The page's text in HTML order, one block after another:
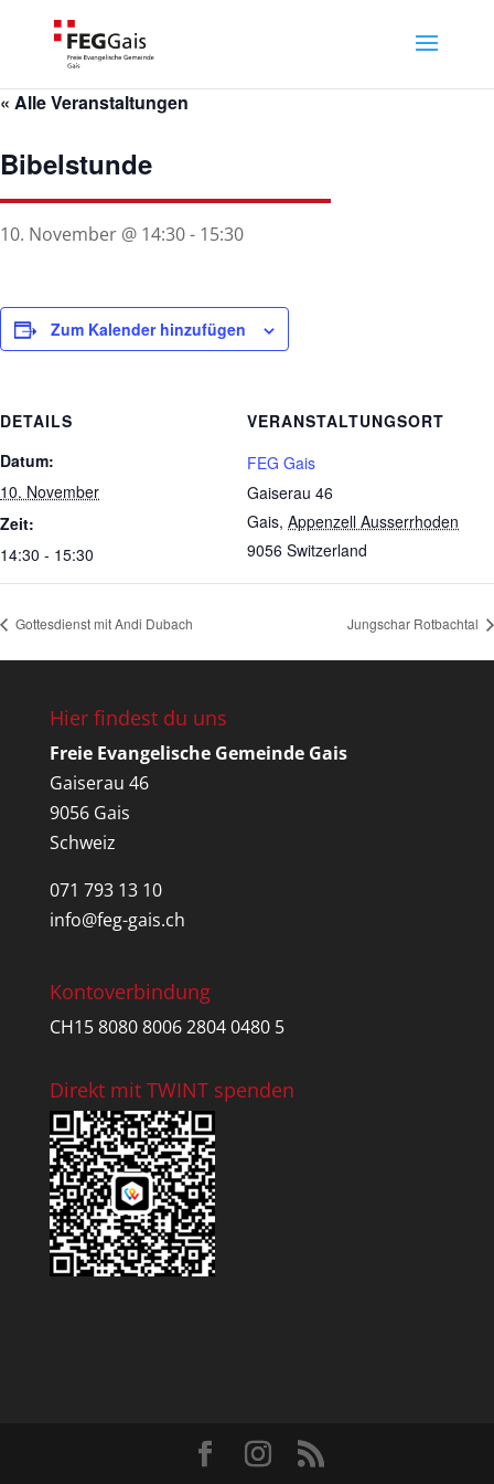
« Alle Veranstaltungen
Bibelstunde
10. November @ 14:30- 15:30
Zum Kalender hinzufügen
DETAILS
Datum:
10. November
Zeit:
14:30 - 15:30
VERANSTALTUNGSORT
FEG Gais
Gaiserau 46
Gais, Appenzell Ausserrhoden
9056 Switzerland
Gottesdienst mit Andi Dubach Jungschar Rotbachtal
Hier findest du uns
Freie Evangelische Gemeinde Gais
Gaiserau 46
9056 Gais
Schweiz
071 793 13 10
info@feg-gais.ch
Kontoverbindung
CH15 8080 8006 2804 0480 5
Direkt mit TWINT spenden